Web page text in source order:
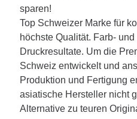
sparen!
Top Schweizer Marke für
höchste Qualität. Farb-
Druckresultate. Um die
Schweiz entwickelt und
Produktion und Fertigung
asiatische Hersteller nicht
Alternative zu teuren